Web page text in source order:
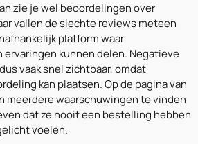
zie je wel beoordelingen over
vallen de slechte reviews meteen
platform waar
kunnen delen. Negatieve
vaak snel zichtbaar, omdat
kan plaatsen. Op de pagina van
meerdere waarschuwingen te vinden
dat ze nooit een bestelling hebben
voelen.